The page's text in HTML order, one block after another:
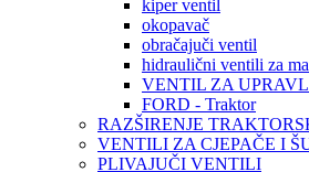
kiper ventil
okopavač
obračajuči ventil
hidraulični ventili za
VENTIL ZA
FORD - Traktor
RAZŠIRENJE
VENTILI ZA CJEPAČE I
PLIVAJUČI VENTILI